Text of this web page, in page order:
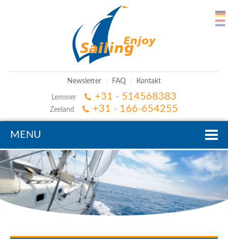
Newsletter FAQ Kontakt
Lemmer +31 - 514568383
Zeeland +31 - 166-654255
MENU